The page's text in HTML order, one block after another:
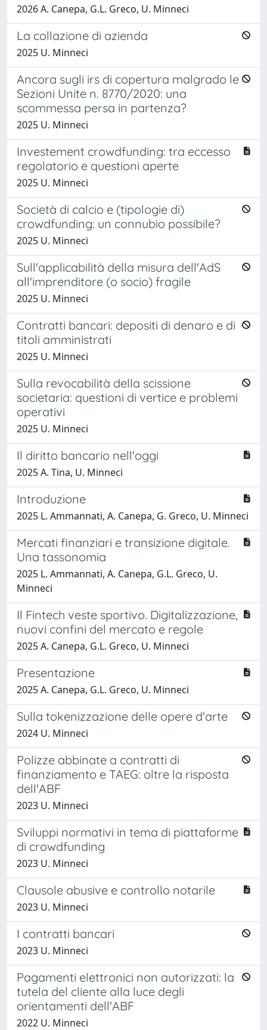
2026 A. Canepa, G.L. Greco, U. Minneci
La collazione di azienda
2025 U. Minneci
Ancora sugli irs di copertura malgrado le
Sezioni Unite n. 8770/2020: una
scommessa persa in partenza?
2025 U. Minneci
Investement crowdfunding: tra eccesso
regolatorio e questioni aperte
2025 U. Minneci
Società di calcio e (tipologie di)
crowdfunding: un connubio possibile?
2025 U. Minneci
Sull'applicabilità della misura dell'AdS
all'imprenditore (o socio) fragile
2025 U. Minneci
Contratti bancari: depositi di denaro e di
titoli amministrati
2025 U. Minneci
Sulla revocabilità della scissione
societaria: questioni di vertice e problemi
operativi
2025 U. Minneci
Il diritto bancario nell'oggi
2025 A. Tina, U. Minneci
Introduzione
2025 L. Ammannati, A. Canepa, G. Greco, U. Minneci
Mercati finanziari e transizione digitale.
Una tassonomia
2025 L. Ammannati, A. Canepa, G.L. Greco, U.
Minneci
Il Fintech veste sportivo. Digitalizzazione,
nuovi confini del mercato e regole
2025 A. Canepa, G.L. Greco, U. Minneci
Presentazione
2025 A. Canepa, G.L. Greco, U. Minneci
Sulla tokenizzazione delle opere d'arte
2024 U. Minneci
Polizze abbinate a contratti di
finanziamento e TAEG: oltre la risposta
dell'ABF
2023 U. Minneci
Sviluppi normativi in tema di piattaforme
di crowdfunding
2023 U. Minneci
Clausole abusive e controllo notarile
2023 U. Minneci
I contratti bancari
2023 U. Minneci
Pagamenti elettronici non autorizzati: la
tutela del cliente alla luce degli
orientamenti dell'ABF
2022 U. Minneci